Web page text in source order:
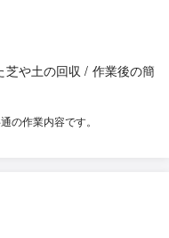
や土の回収 / 作業後の簡
の作業内容です。